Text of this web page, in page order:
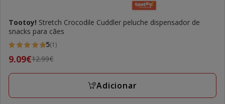
Tootoy! Stretch Crocodile Cuddler peluche dispensador de
snacks para cães
5
estrelas
com
avaliações
5(1)
Preço
anterior
preço
9.09€12.99€
Adicionar